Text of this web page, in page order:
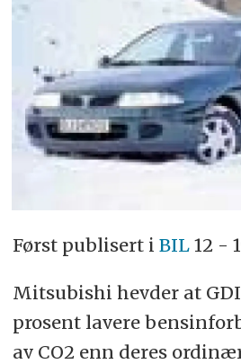
Først publisert i BIL12 -
Mitsubishi hevder at
prosent lavere
av CO2 enn deres